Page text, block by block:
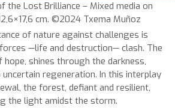
the Lost Brilliance – Mixed media on
cm. ©2024 Txema Muñoz
of nature against challenges is
—life and destruction— clash. The
hope, shines through the darkness,
regeneration. In this interplay
the forest, defiant and resilient,
the light amidst the storm.